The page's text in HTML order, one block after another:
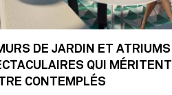
DE JARDIN ET ATRIUMS
QUI MÉRITENT
CONTEMPLÉS